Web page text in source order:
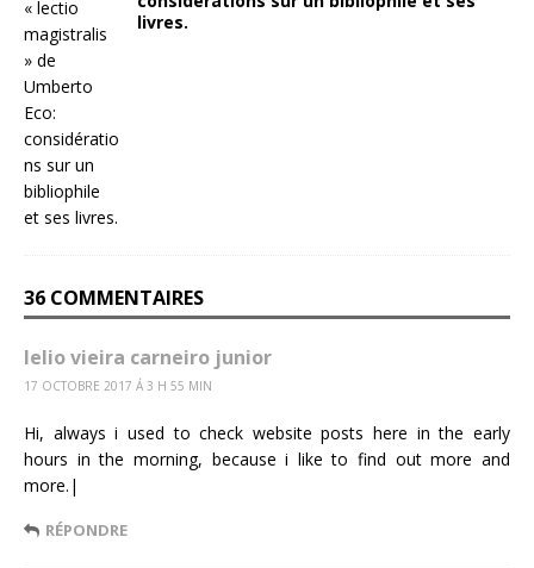
livres.
36 COMMENTAIRES
lelio vieira carneiro junior
17 OCTOBRE 2017 Á 3 H 55 MIN
Hi, always i used to check website posts here in the early
hours in the morning, because i like to find out more and
more.|
RÉPONDRE